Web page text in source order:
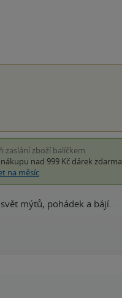
zaslání zboží balíčkem
nákupu nad 999 Kč dárek zdarma
na měsíc
mýtů, pohádek a bájí.